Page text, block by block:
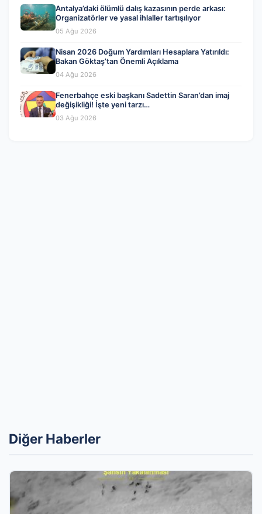
Antalya’daki ölümlü dalış kazasının perde arkası:
Organizatörler ve yasal ihlaller tartışılıyor
05 Ağu 2026
Nisan 2026 Doğum Yardımları Hesaplara Yatırıldı:
Bakan Göktaş’tan Önemli Açıklama
04 Ağu 2026
Fenerbahçe eski başkanı Sadettin Saran’dan imaj
değişikliği! İşte yeni tarzı…
03 Ağu 2026
Diğer Haberler